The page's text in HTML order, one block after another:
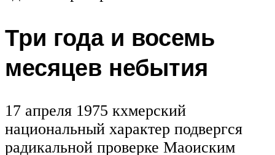
Три года и восемь
месяцев небытия
17 апреля 1975 кхмерский
национальный характер подвергся
радикальной проверке Маоиским